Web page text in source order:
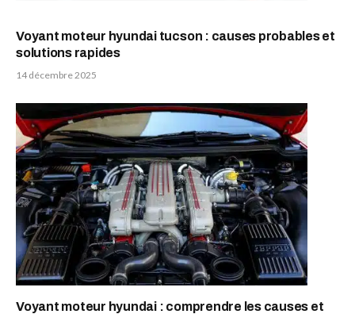
Voyant moteur hyundai tucson : causes probables et
solutions rapides
14 décembre 2025
Voyant moteur hyundai : comprendre les causes et